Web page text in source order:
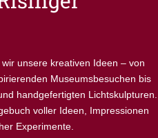
unsere kreativen Ideen – von
Museumsbesuchen bis
handgefertigten Lichtskulpturen.
voller Ideen, Impressionen
Experimente.